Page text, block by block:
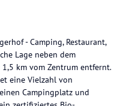
- Camping, Restaurant,
Lage neben dem
km vom Zentrum entfernt.
eine Vielzahl von
Campingplatz und